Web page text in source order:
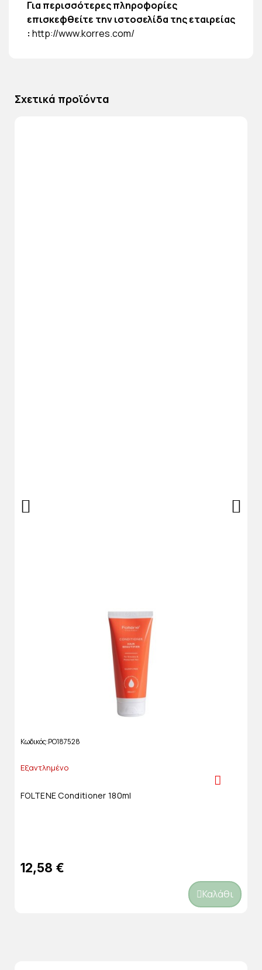
Για περισσότερες πληροφορίες
επισκεφθείτε την ιστοσελίδα της εταιρείας
: http://www.korres.com/
Σχετικά προϊόντα
Κωδικός PO187528
Εξαντλημένο
FOLTENE Conditioner 180ml
12,58 €
Καλάθι